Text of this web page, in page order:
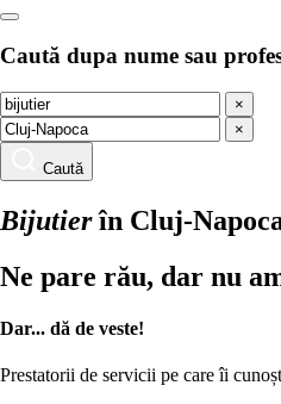
Caută dupa nume sau
×
×
Caută
Bijutierîn Cluj-
Ne pare rău, dar nu
Dar... dă de veste!
Prestatorii de servicii pe care îi